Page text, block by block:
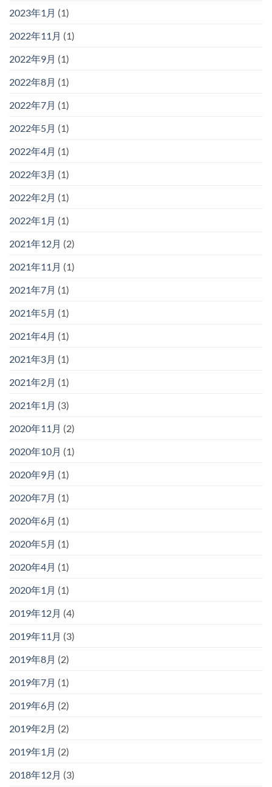
2023年1月 (1)
2022年11月 (1)
2022年9月 (1)
2022年8月 (1)
2022年7月 (1)
2022年5月 (1)
2022年4月 (1)
2022年3月 (1)
2022年2月 (1)
2022年1月 (1)
2021年12月 (2)
2021年11月 (1)
2021年7月 (1)
2021年5月 (1)
2021年4月 (1)
2021年3月 (1)
2021年2月 (1)
2021年1月 (3)
2020年11月 (2)
2020年10月 (1)
2020年9月 (1)
2020年7月 (1)
2020年6月 (1)
2020年5月 (1)
2020年4月 (1)
2020年1月 (1)
2019年12月 (4)
2019年11月 (3)
2019年8月 (2)
2019年7月 (1)
2019年6月 (2)
2019年2月 (2)
2019年1月 (2)
2018年12月 (3)